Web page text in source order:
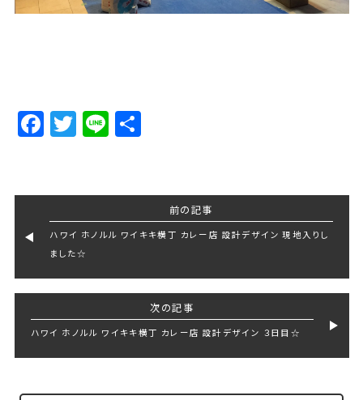
Facebook
Twitter
LineShare
前の記事
ハワイ ホノルル ワイキキ横丁 カレー店 設計デザイン 現地入りし
ました☆
次の記事
ハワイ ホノルル ワイキキ横丁 カレー店 設計デザイン ３日目☆